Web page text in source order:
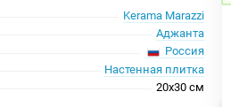
Kerama Marazzi
Аджанта
Россия
Настенная плитка
20x30 см